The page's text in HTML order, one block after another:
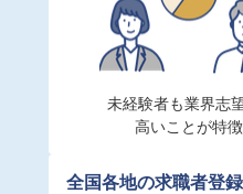
未経験者も業界志
高いことが特徴
全国各地の求職者登